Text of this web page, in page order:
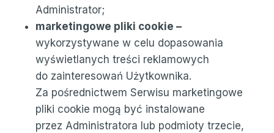
Administrator;
marketingowe pliki cookie –
wykorzystywane w celu dopasowania
wyświetlanych treści reklamowych
do zainteresowań Użytkownika.
Za pośrednictwem Serwisu marketingowe
pliki cookie mogą być instalowane
przez Administratora lub podmioty trzecie,